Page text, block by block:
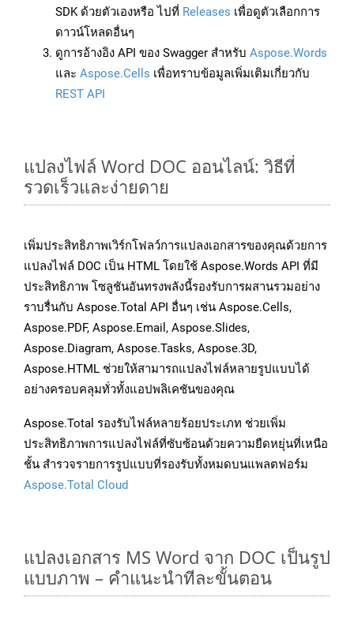
SDK ด้วยตัวเองหรือ ไปที่ Releases เพื่อดูตัวเลือกการ
ดาวน์โหลดอื่นๆ
ดูการอ้างอิง API ของ Swagger สำหรับ Aspose.Words
และ Aspose.Cells เพื่อทราบข้อมูลเพิ่มเติมเกี่ยวกับ
REST API
แปลงไฟล์ Word DOC ออนไลน์: วิธีที่
รวดเร็วและง่ายดาย
เพิ่มประสิทธิภาพเวิร์กโฟลว์การแปลงเอกสารของคุณด้วยการ
แปลงไฟล์ DOC เป็น HTML โดยใช้ Aspose.Words API ที่มี
ประสิทธิภาพ โซลูชันอันทรงพลังนี้รองรับการผสานรวมอย่าง
ราบรื่นกับ Aspose.Total API อื่นๆ เช่น Aspose.Cells,
Aspose.PDF, Aspose.Email, Aspose.Slides,
Aspose.Diagram, Aspose.Tasks, Aspose.3D,
Aspose.HTML ช่วยให้สามารถแปลงไฟล์หลายรูปแบบได้
อย่างครอบคลุมทั่วทั้งแอปพลิเคชันของคุณ
Aspose.Total รองรับไฟล์หลายร้อยประเภท ช่วยเพิ่ม
ประสิทธิภาพการแปลงไฟล์ที่ซับซ้อนด้วยความยืดหยุ่นที่เหนือ
ชั้น สำรวจรายการรูปแบบที่รองรับทั้งหมดบนแพลตฟอร์ม
Aspose.Total Cloud
แปลงเอกสาร MS Word จาก DOC เป็นรูป
แบบภาพ – คำแนะนำทีละขั้นตอน